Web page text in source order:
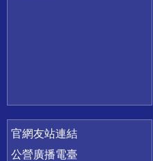
官網友站連結
公營廣播電臺